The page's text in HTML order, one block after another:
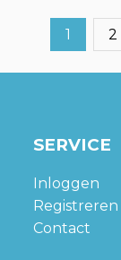
1 2
SERVICE
Inloggen
Registreren
Contact